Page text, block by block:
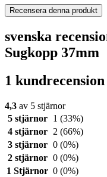
Recensera denna produkt
svenska
Sugkopp 37mm
1
4,3 av 5 stjärnor
5 stjärnor
1 (33%)
4 stjärnor
2 (66%)
3 stjärnor 0 (0%)
2 stjärnor 0 (0%)
1 Stjärnor 0 (0%)